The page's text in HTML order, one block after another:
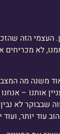
הזה
לא
משנה מה המצב
אותנו –
שבבוקר לא
עוד יותר, ועוד